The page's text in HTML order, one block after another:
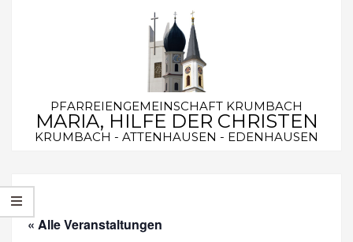
PFARREIENGEMEINSCHAFT KRUMBACH
MARIA, HILFE DER CHRISTEN
KRUMBACH - ATTENHAUSEN - EDENHAUSEN
Navigation
Menu
« Alle Veranstaltungen